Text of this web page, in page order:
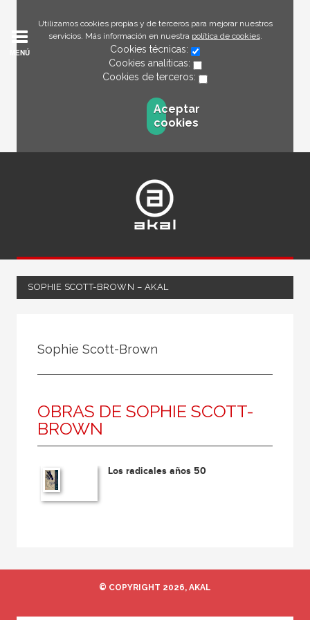
Utilizamos cookies propias y de terceros para mejorar nuestros
servicios. Más información en nuestra política de cookies.
Cookies técnicas:
Cookies analíticas:
Cookies de terceros:
Aceptar
cookies
MENÚ
SOPHIE SCOTT-BROWN – AKAL
Coordinador
Editor
Escritor
Escritora
Traductor
Sophie Scott-Brown
OBRAS DE SOPHIE SCOTT-
BROWN
Los radicales años 50
© COPYRIGHT 2026, AKAL